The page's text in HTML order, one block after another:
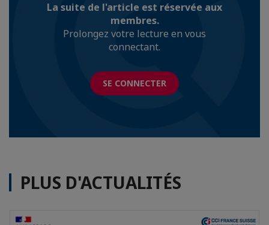
La suite de l'article est réservée aux
membres.
Prolongez votre lecture en vous
connectant.
SE CONNECTER
PLUS D'ACTUALITÉS